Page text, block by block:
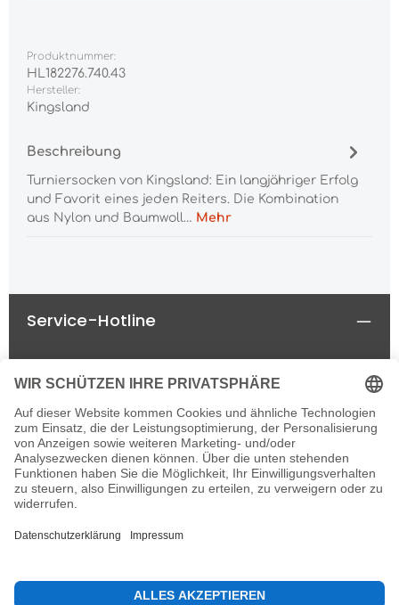
Produktnummer:
HL182276.740.43
Hersteller:
Kingsland
Beschreibung
Turniersocken von Kingsland: Ein langjähriger Erfolg
und Favorit eines jeden Reiters. Die Kombination
aus Nylon und Baumwoll… Mehr
Service-Hotline
Rechtliches
Informationen
Newsletter
Alle Preise inkl. gesetzl. Mehrwertsteuer zzgl.